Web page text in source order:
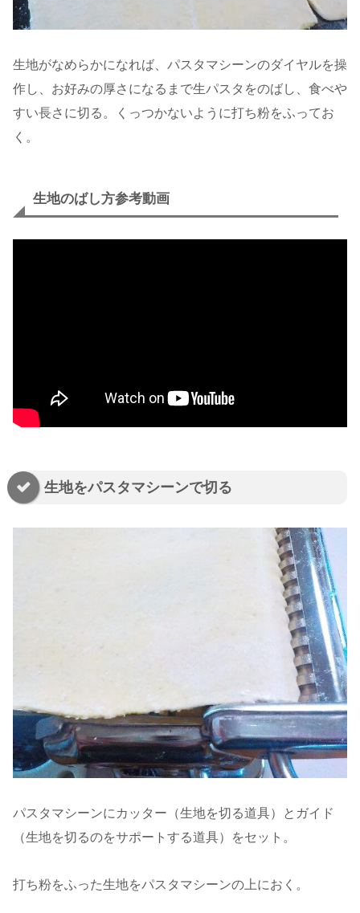
生地がなめらかになれば、パスタマシーンのダイヤルを操
作し、お好みの厚さになるまで生パスタをのばし、食べや
すい長さに切る。くっつかないように打ち粉をふってお
く。
生地のばし方参考動画
生地をパスタマシーンで切る
パスタマシーンにカッター（生地を切る道具）とガイド
（生地を切るのをサポートする道具）をセット。
打ち粉をふった生地をパスタマシーンの上におく。